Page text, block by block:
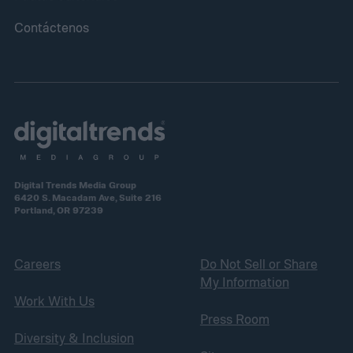
Contáctenos
Digital Trends Media Group
6420 S. Macadam Ave, Suite 216
Portland, OR 97239
Careers
Work With Us
Diversity & Inclusion
Do Not Sell or Share
My Information
Press Room